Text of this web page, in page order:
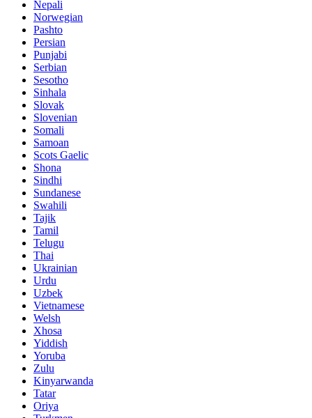
Nepali
Norwegian
Pashto
Persian
Punjabi
Serbian
Sesotho
Sinhala
Slovak
Slovenian
Somali
Samoan
Scots Gaelic
Shona
Sindhi
Sundanese
Swahili
Tajik
Tamil
Telugu
Thai
Ukrainian
Urdu
Uzbek
Vietnamese
Welsh
Xhosa
Yiddish
Yoruba
Zulu
Kinyarwanda
Tatar
Oriya